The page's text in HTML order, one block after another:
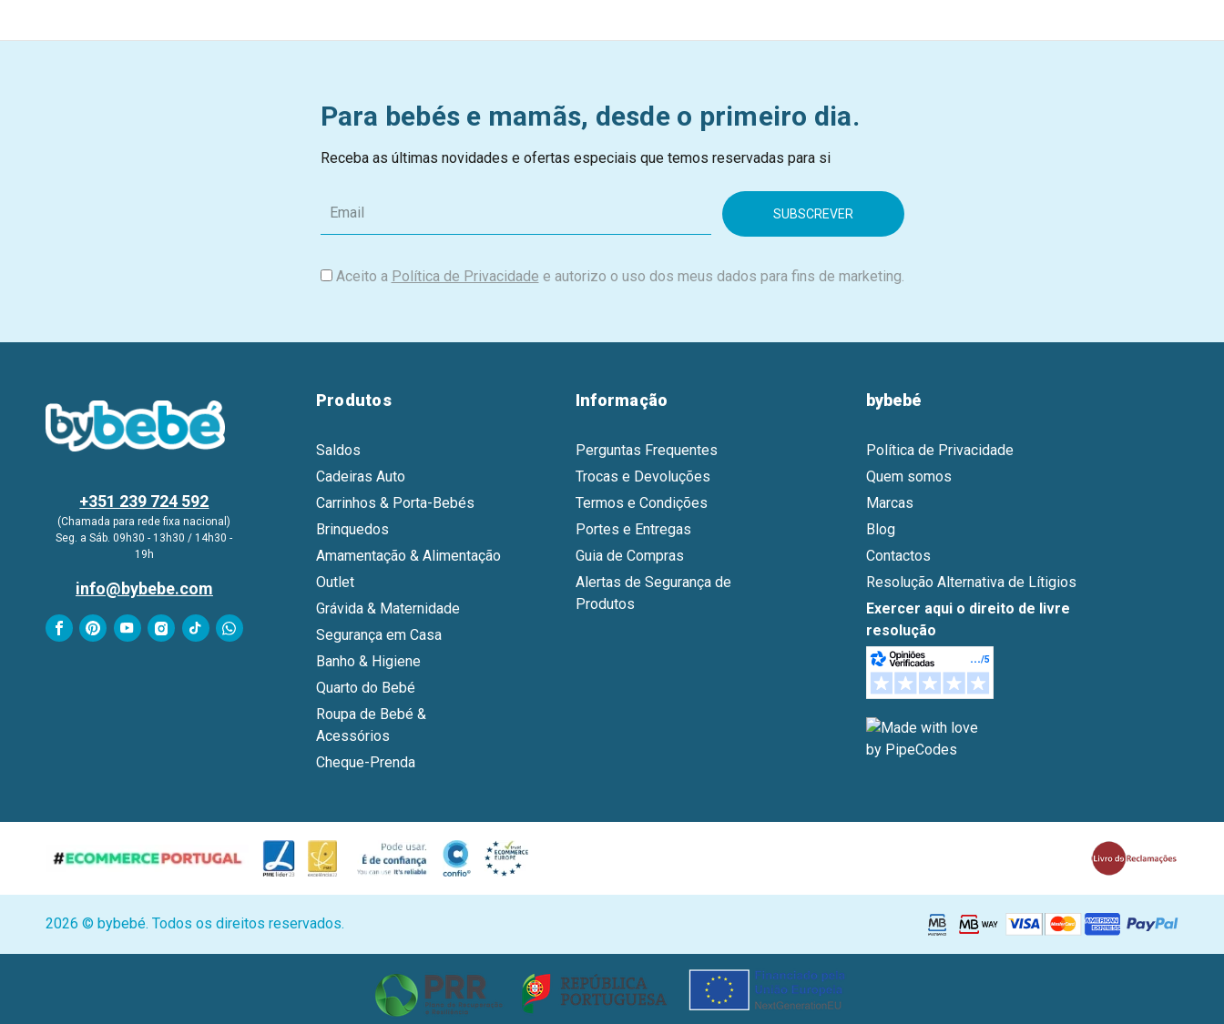
Para bebés e mamãs, desde o primeiro dia.
Receba as últimas novidades e ofertas especiais que temos reservadas para si
m
i
Aceito a Política de Privacidade e autorizo o uso dos meus dados para fins de marketing.
+351 239 724 592
(Chamada para rede fixa nacional)
Seg. a Sáb. 09h30 - 13h30 / 14h30 -
19h
info@bybebe.com
Produtos
Saldos
Cadeiras Auto
Carrinhos & Porta-Bebés
Brinquedos
Amamentação & Alimentação
Outlet
Grávida & Maternidade
Segurança em Casa
Banho & Higiene
Quarto do Bebé
Roupa de Bebé &
Acessórios
Cheque-Prenda
Informação
Perguntas Frequentes
Trocas e Devoluções
Termos e Condições
Portes e Entregas
Guia de Compras
Alertas de Segurança de
Produtos
bybebé
Política de Privacidade
Quem somos
Marcas
Blog
Contactos
Resolução Alternativa de Lítigios
Exercer aqui o direito de livre
resolução
2026 © bybebé. Todos os direitos reservados.